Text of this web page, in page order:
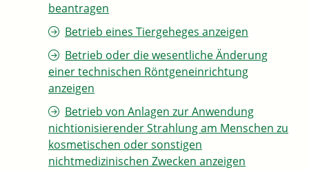
beantragen
Betrieb eines Tiergeheges anzeigen
Betrieb oder die wesentliche Änderung
einer technischen Röntgeneinrichtung
anzeigen
Betrieb von Anlagen zur Anwendung
nichtionisierender Strahlung am Menschen zu
kosmetischen oder sonstigen
nichtmedizinischen Zwecken anzeigen